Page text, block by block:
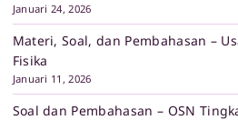
Januari 24, 2026
Materi, Soal, dan Pembahasan –
Fisika
Januari 11, 2026
Soal dan Pembahasan – OSN